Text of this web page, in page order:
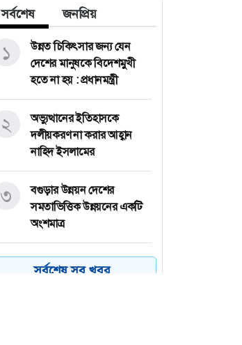
সর্বশেষ জনপ্রিয়
উন্নত চিকিৎসার জন্য যেন
দেশের মানুষকে বিদেশমুখী
হতে না হয় : প্রধানমন্ত্রী
১
অভ্যুত্থানের ইতিহাসকে
দলীয়করণ না করার আহ্বান
নাহিদ ইসলামের
২
বগুড়ার উন্নয়ন দেশের
সমতাভিত্তিক উন্নয়নের একটি
অংশমাত্র
৩
রাজধানীতে ডিএমপির অভিযান
: ২৪ ঘণ্টায় গ্রেফতার ৪৮৫
সর্বশেষ সব খবর